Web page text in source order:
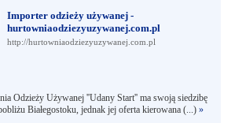
Importer odzieży używanej -
hurtowniaodziezyuzywanej.com.pl
http://hurtowniaodziezyuzywanej.com.pl
Odzieży Używanej ''Udany Start'' ma swoją siedzibę
Białegostoku, jednak jej oferta kierowana (...) »